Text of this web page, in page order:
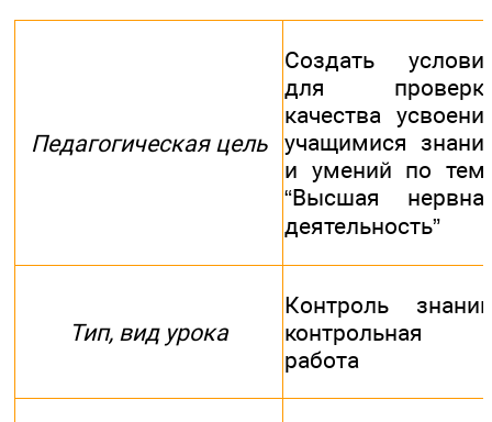
Педагогическая цель
Создать
для
качества
учащимися
и умений по
“Высшая
деятельность”
Тип, вид урока
Контроль
контрольная
работа